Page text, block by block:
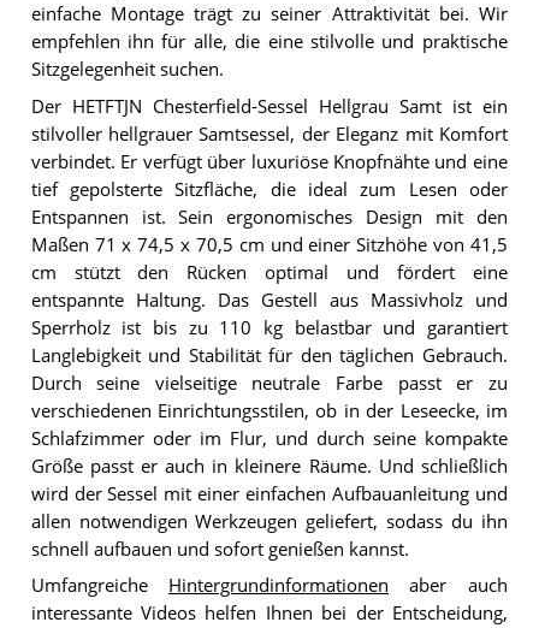
einfache Montage trägt zu seiner Attraktivität bei. Wir
empfehlen ihn für alle, die eine stilvolle und praktische
Sitzgelegenheit suchen.
Der HETFTJN Chesterfield-Sessel Hellgrau Samt ist ein
stilvoller hellgrauer Samtsessel, der Eleganz mit Komfort
verbindet. Er verfügt über luxuriöse Knopfnähte und eine
tief gepolsterte Sitzfläche, die ideal zum Lesen oder
Entspannen ist. Sein ergonomisches Design mit den
Maßen 71 x 74,5 x 70,5 cm und einer Sitzhöhe von 41,5
cm stützt den Rücken optimal und fördert eine
entspannte Haltung. Das Gestell aus Massivholz und
Sperrholz ist bis zu 110 kg belastbar und garantiert
Langlebigkeit und Stabilität für den täglichen Gebrauch.
Durch seine vielseitige neutrale Farbe passt er zu
verschiedenen Einrichtungsstilen, ob in der Leseecke, im
Schlafzimmer oder im Flur, und durch seine kompakte
Größe passt er auch in kleinere Räume. Und schließlich
wird der Sessel mit einer einfachen Aufbauanleitung und
allen notwendigen Werkzeugen geliefert, sodass du ihn
schnell aufbauen und sofort genießen kannst.
Umfangreiche Hintergrundinformationen aber auch
interessante Videos helfen Ihnen bei der Entscheidung,